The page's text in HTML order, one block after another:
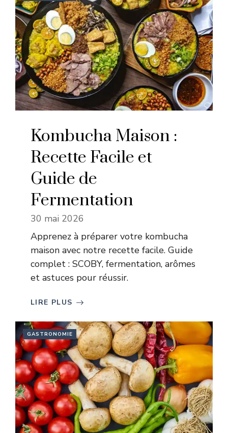
Kombucha Maison :
Recette Facile et
Guide de
Fermentation
30 mai 2026
Apprenez à préparer votre kombucha
maison avec notre recette facile. Guide
complet : SCOBY, fermentation, arômes
et astuces pour réussir.
LIRE PLUS
GASTRONOMIE